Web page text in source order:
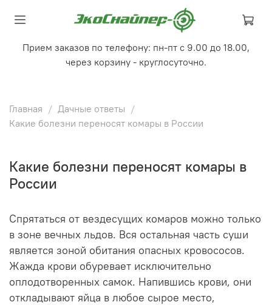
Прием заказов по телефону: пн-пт с 9.00 до 18.00,
через корзину - круглосуточно.
Главная
Дачные ответы
Какие болезни переносят комары в России
Какие болезни переносят комары в
России
Спрятаться от вездесущих комаров можно только
в зоне вечных льдов. Вся остальная часть суши
является зоной обитания опасных кровососов.
Жажда крови обуревает исключительно
оплодотворенных самок. Напившись крови, они
откладывают яйца в любое сырое место,